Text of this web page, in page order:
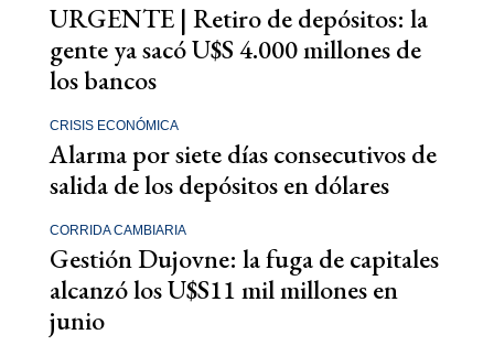
URGENTE | Retiro de depósitos: la
gente ya sacó U$S 4.000 millones de
los bancos
CRISIS ECONÓMICA
Alarma por siete días consecutivos de
salida de los depósitos en dólares
CORRIDA CAMBIARIA
Gestión Dujovne: la fuga de capitales
alcanzó los U$S11 mil millones en
junio